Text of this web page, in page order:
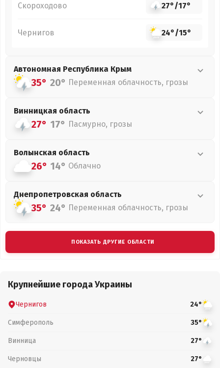
Скороходово 27°/17°
Чернигов 24°/15°
Автономная Республика Крым
35° 20° Переменная облачность, грозы
Винницкая область
27° 17° Пасмурно, грозы
Волынская область
26° 14° Облачно
Днепропетровская область
35° 24° Переменная облачность, грозы
ПОКАЗАТЬ ДРУГИЕ ОБЛАСТИ
Крупнейшие города Украины
Чернигов 24°
Симферополь 35°
Винница 27°
Черновцы 27°